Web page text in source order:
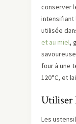
conserver
intensifiant
utilisée
et au miel,
four à une
120°C, et
Utiliser
Les